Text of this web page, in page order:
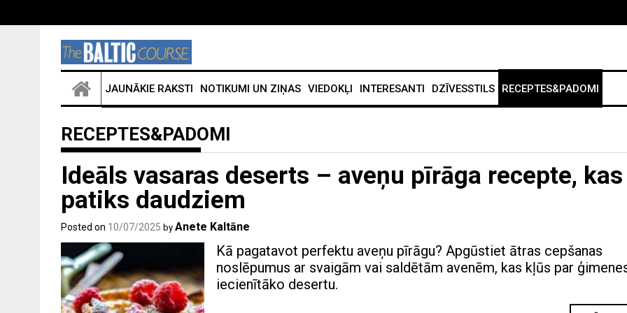
JAUNĀKIE RAKSTI NOTIKUMI UN ZIŅAS VIEDOKĻI INTERESANTI DZĪVESSTILS RECEPTES&PADOMI
RECEPTES&PADOMI
Ideāls vasaras deserts – aveņu pīrāga recepte, kas
patiks daudziem
Posted on 10/07/2025 by Anete Kaltāne
Kā pagatavot perfektu aveņu pīrāgu? Apgūstiet ātras cepšanas
noslēpumus ar svaigām vai saldētām avenēm, kas kļūs par
iecienītāko desertu.